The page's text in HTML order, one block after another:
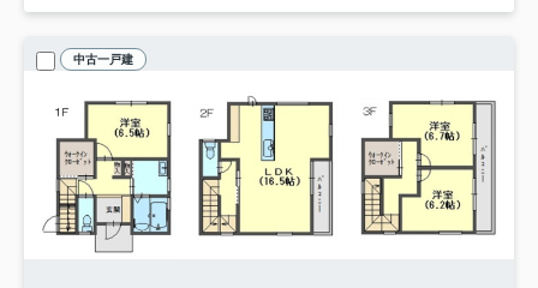
中古一戸建